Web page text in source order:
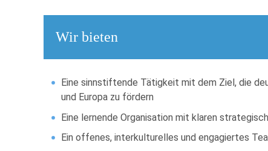
Wir bieten
Eine sinnstiftende Tätigkeit mit dem Ziel, die
und Europa zu fördern
Eine lernende Organisation mit klaren
Ein offenes, interkulturelles und engagiertes